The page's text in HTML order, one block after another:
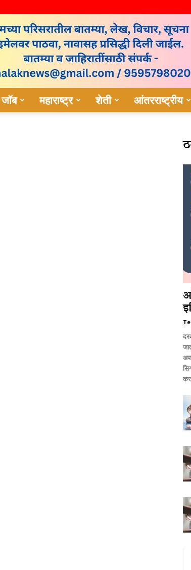
महाराष्ट्र शेती आंतरराष्ट्रीय